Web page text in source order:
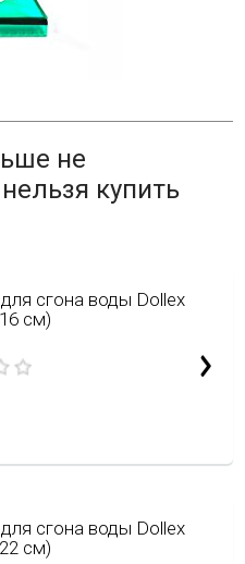
не
купить
сгона воды Dollex
см)
сгона воды Dollex
см)